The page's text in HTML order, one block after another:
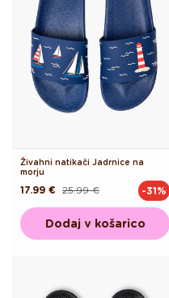
Živahni natikači Jadrnice na
morju
Redna
25.99 €
Akcijska
17.99 € -31%
Dodaj v košarico